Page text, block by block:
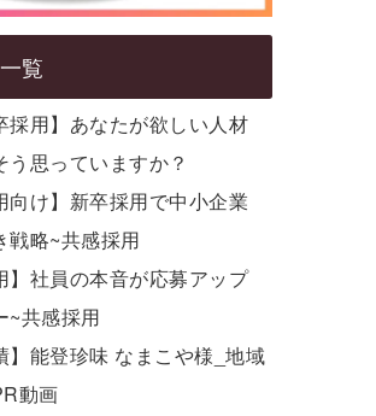
覧
採用】あなたが欲しい人材
う思っていますか？
向け】新卒採用で中小企業
戦略~共感採用
】社員の本音が応募アップ
~共感採用
】能登珍味 なまこや様_地域
動画